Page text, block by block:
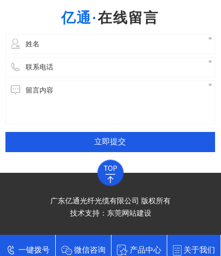
指标：插入损耗小于0.3dB回波损耗大于45
在线留言
立即提交
广东亿通光纤光缆有限公司 版权所有
技术支持： 东莞网站建设
一键拨号 微信咨询 产品中心 关于我们